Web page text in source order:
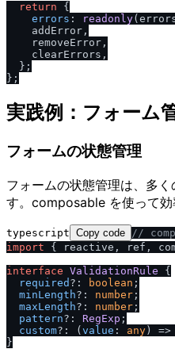
return {
errors : readonly
    addError,
    removeError,
    clearErrors,
  };
実践例：フォーム
フォームの状態管理
フォームの状態管理は、多
す。composable を使って効
typescript Copy code / /
import { reactive, ref,
interface ValidationRule {
required ?: boolean ;
minLength?: number ;
maxLength?: number ;
pattern?: RegExp ;
custom?: (value : any) =>
}